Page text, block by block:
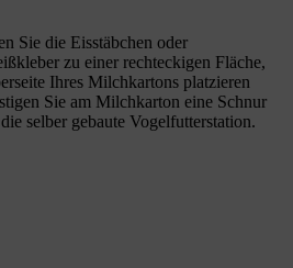
Sie die Eisstäbchen oder
zu einer rechteckigen Fläche,
Ihres Milchkartons platzieren
Sie am Milchkarton eine Schnur
selber gebaute Vogelfutterstation.